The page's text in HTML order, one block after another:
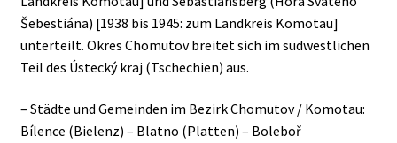
Šebestiána) [1938 bis 1945: zum Landkreis Komotau]
unterteilt. Okres Chomutov breitet sich im südwestlichen
Teil des Ústecký kraj (Tschechien) aus.
– Städte und Gemeinden im Bezirk Chomutov / Komotau:
Bílence (Bielenz) – Blatno (Platten) – Boleboř